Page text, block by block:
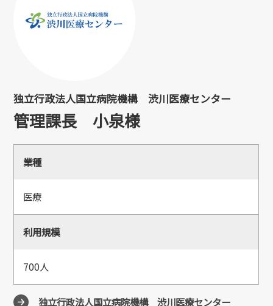
独立行政法人国立病院機構 渋川医療センター
管理課長 小泉様
業種
医療
利用規模
700人
独立行政法人国立病院機構 渋川医療センター